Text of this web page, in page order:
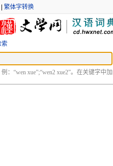
繁体字转换
索
：“wen xue”;“wen2 xue2”。在关键字中